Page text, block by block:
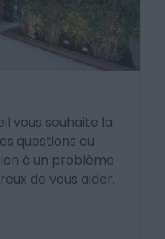
vous souhaite la
questions ou
à un problème
de vous aider.